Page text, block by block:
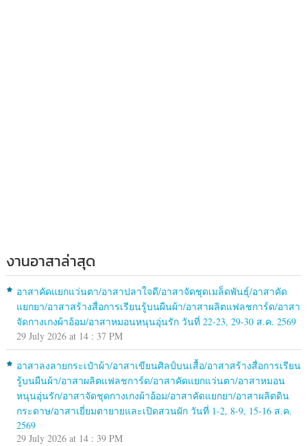
งานอาสาล่าสุด
อาสาคัดแยกแว่นตา/อาสาปลาใจดี/อาสาจัดชุดเมล็ดพันธุ์/อาสาคัด
แยกยา/อาสาสร้างสื่อการเรียนรู้บนผืนผ้า/อาสาผลิตแฟลชการ์ด/อาสา
จัดกางเกงผ้าอ้อม/อาสาหมอนหนุนอุ่นรัก วันที่ 22-23, 29-30 ส.ค. 2569
29 July 2026 at 14 : 37 PM
อาสาลงลายกระเป๋าผ้า/อาสาเขียนศิลป์บนเสื้อ/อาสาสร้างสื่อการเรียน
รู้บนผืนผ้า/อาสาผลิตแฟลชการ์ด/อาสาคัดแยกแว่นตา/อาสาหมอน
หนุนอุ่นรัก/อาสาจัดชุดกางเกงผ้าอ้อม/อาสาคัดแยกยา/อาสาผลิตดิน
กระดาษ/อาสาเยี่ยมตายายและเปิดสวนผัก วันที่ 1-2, 8-9, 15-16 ส.ค.
2569
29 July 2026 at 14 : 39 PM